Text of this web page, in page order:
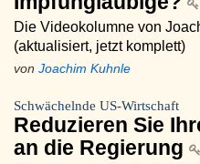
Die Videokolumne von
(aktualisiert, jetzt komplett)
von Joachim Kuhnle
Schwächelnde US-Wirtschaft
Reduzieren Sie
an die Regierung